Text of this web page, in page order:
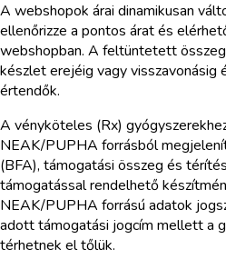
A webshopok árai dinamikusan
ellenőrizze a pontos árat és
webshopban. A feltüntetett
készlet erejéig vagy visszavonásig
értendők.
A vényköteles (Rx)
NEAK/PUPHA forrásból
(BFA), támogatási összeg és
támogatással rendelhető
NEAK/PUPHA forrású adatok
adott támogatási jogcím mellett a
térhetnek el tőlük.